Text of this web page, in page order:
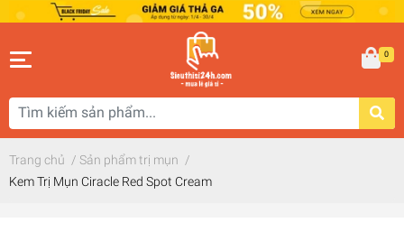
0
Trang chủ / Sản phẩm trị mụn /
Kem Trị Mụn Ciracle Red Spot Cream